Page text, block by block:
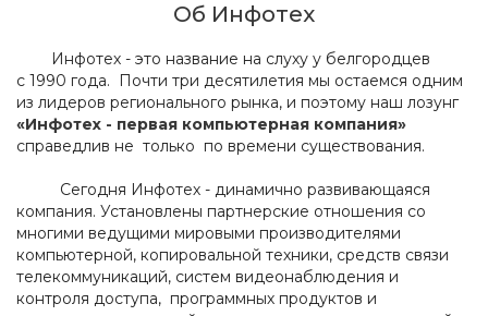
Об Инфотех
Инфотех - это название на слуху у белгородцев
с 1990 года. Почти три десятилетия мы остаемся одним
из лидеров регионального рынка, и поэтому наш лозунг
«Инфотех - первая компьютерная компания»
справедлив не только по времени существования.
Сегодня Инфотех - динамично развивающаяся
компания. Установлены партнерские отношения со
многими ведущими мировыми производителями
компьютерной, копировальной техники, средств связи
телекоммуникаций, систем видеонаблюдения и
контроля доступа, программных продуктов и